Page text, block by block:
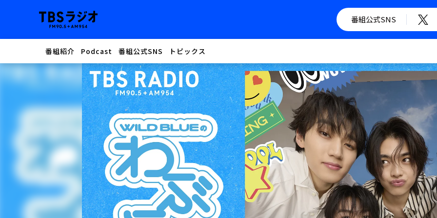
番組公式SNS
番組紹介 Podcast 番組公式SNS トピックス